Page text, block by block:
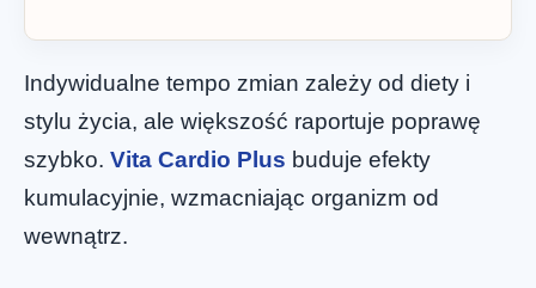
Indywidualne tempo zmian zależy od diety i
stylu życia, ale większość raportuje poprawę
szybko. Vita Cardio Plus buduje efekty
kumulacyjnie, wzmacniając organizm od
wewnątrz.